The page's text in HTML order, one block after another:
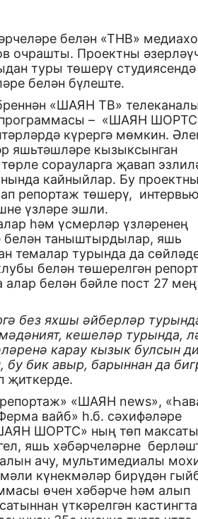
белән «ТНВ»
очрашты. Проектны
туры төшерү студиясендә
белән бүлеште.
«ШАЯН ТВ»
программасы – «ШАЯН
күрергә мөмкин.
яшьтәшләре кызыксынган
сорауларга җавап
кайныйлар. Бу
репортаж төшерү,
үзләре эшли.
һәм үсмерләр үзләренең
таныштырдылар, яшь
темалар турында да
белән төшерелгән
алар белән бәйле пост 27
без яхшы әйберләр
кешеләр турында,
карау кызык булсын
бик авыр, барыннан да
җиткерде.
«ШАЯН news»,
вайб» һ.б. сәхифәләре
ШОРТС» ның төп
яшь хәбәрчеләрне
ачу, мультимедиалы
күнекмәләр бирүдән
өчен хәбәрче һәм алып
үткәрелгән